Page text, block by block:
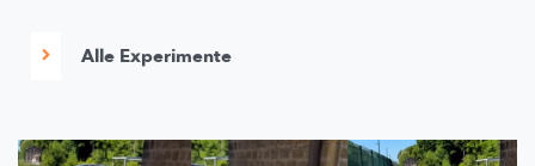
Alle Experimente